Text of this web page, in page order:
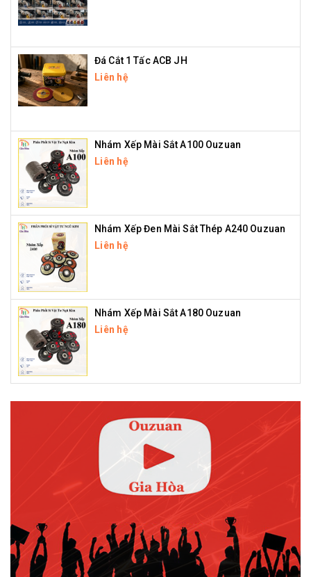
Đá Cắt 1 Tấc ACB JH
Liên hệ
Nhám Xếp Mài Sắt A100 Ouzuan
Liên hệ
Nhám Xếp Đen Mài Sắt Thép A240 Ouzuan
Liên hệ
Nhám Xếp Mài Sắt A180 Ouzuan
Liên hệ